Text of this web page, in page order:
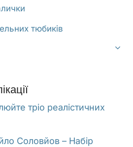
тюбиків
тріо реалістичних
Соловйов – Набір